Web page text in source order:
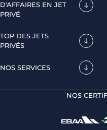
D'AFFAIRES EN JET
PRIVÉ
TOP DES JETS
PRIVÉS
NOS SERVICES
NOS